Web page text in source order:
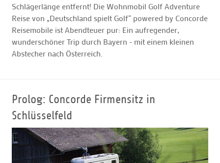
GOLF & WOMO
MALLORCA GOLFWOCHE
Schlägerlänge entfernt! Die Wohnmobil Golf Adventure
Reise von „Deutschland spielt Golf“ powered by Concorde
Reisemobile ist Abendteuer pur: Ein aufregender,
wunderschöner Trip durch Bayern - mit einem kleinen
Abstecher nach Österreich.
Prolog: Concorde Firmensitz in
Schlüsselfeld